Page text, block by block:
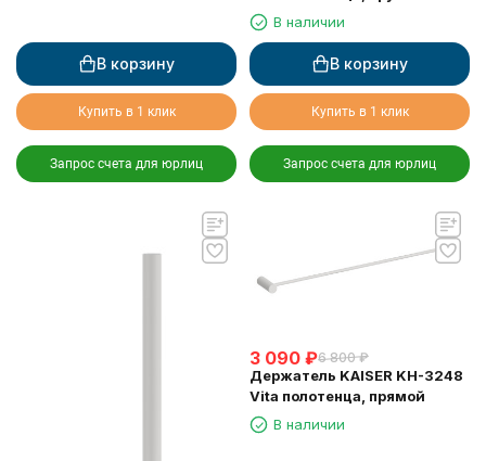
В корзину
Купить в 1 клик
Запрос счета для юрлиц
В наличии
В корзину
Купить в 1 клик
Запрос счета для юрлиц
3 090 ₽6 800 ₽
Держатель KAISER KH-3248
Vita полотенца, прямой
В наличии